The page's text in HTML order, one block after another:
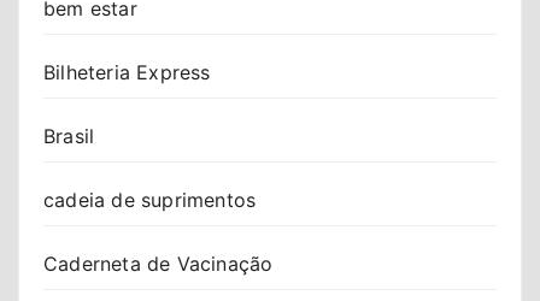
bem estar
Bilheteria Express
Brasil
cadeia de suprimentos
Caderneta de Vacinação